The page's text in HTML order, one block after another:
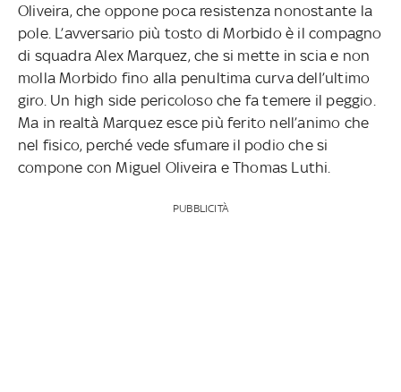
Oliveira, che oppone poca resistenza nonostante la
pole. L’avversario più tosto di Morbido è il compagno
di squadra Alex Marquez, che si mette in scia e non
molla Morbido fino alla penultima curva dell’ultimo
giro. Un high side pericoloso che fa temere il peggio.
Ma in realtà Marquez esce più ferito nell’animo che
nel fisico, perché vede sfumare il podio che si
compone con Miguel Oliveira e Thomas Luthi.
PUBBLICITÀ